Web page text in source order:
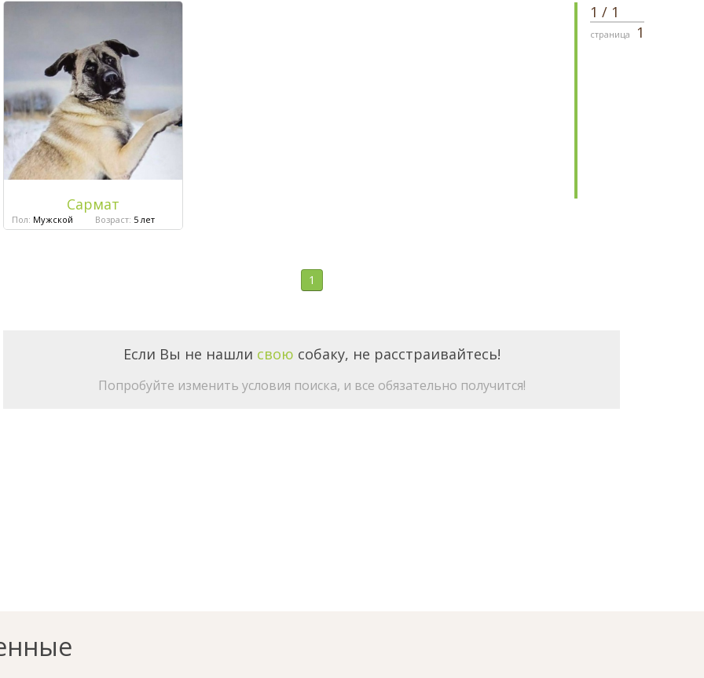
Сармат
Пол: Мужской Возраст: 5 лет
1 / 1
страница 1
1
Если Вы не нашли свою собаку, не расстраивайтесь!
Попробуйте изменить условия поиска, и все обязательно получится!